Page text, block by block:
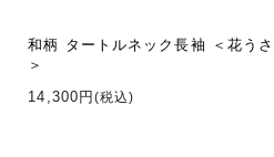
和柄 タートルネック長袖 ＜花う
＞
14,300円(税込)